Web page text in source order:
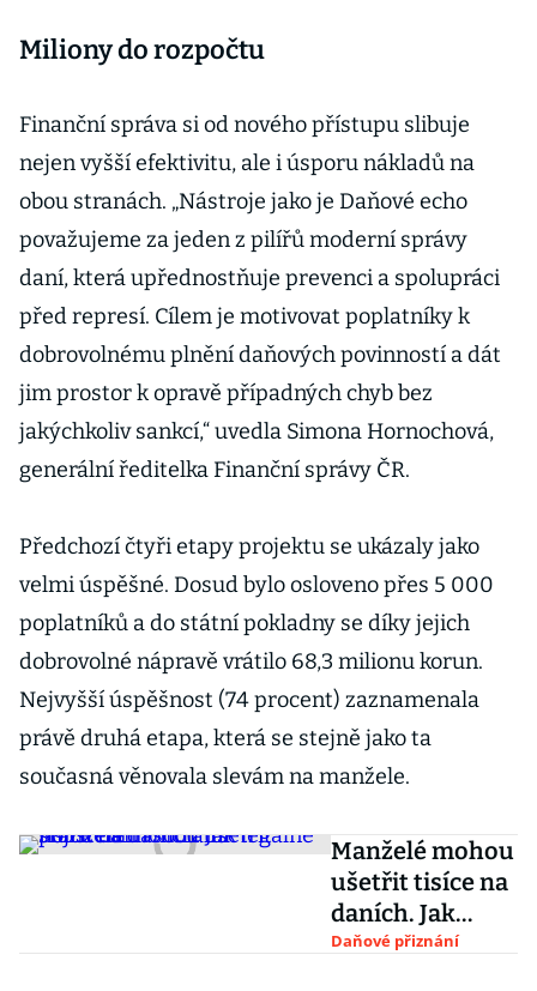
Miliony do rozpočtu
Finanční správa si od nového přístupu slibuje
nejen vyšší efektivitu, ale i úsporu nákladů na
obou stranách. „Nástroje jako je Daňové echo
považujeme za jeden z pilířů moderní správy
daní, která upřednostňuje prevenci a spolupráci
před represí. Cílem je motivovat poplatníky k
dobrovolnému plnění daňových povinností a dát
jim prostor k opravě případných chyb bez
jakýchkoliv sankcí,“ uvedla Simona Hornochová,
generální ředitelka Finanční správy ČR.
Předchozí čtyři etapy projektu se ukázaly jako
velmi úspěšné. Dosud bylo osloveno přes 5 000
poplatníků a do státní pokladny se díky jejich
dobrovolné nápravě vrátilo 68,3 milionu korun.
Nejvyšší úspěšnost (74 procent) zaznamenala
právě druhá etapa, která se stejně jako ta
současná věnovala slevám na manžele.
Manželé mohou
ušetřit tisíce na
daních. Jak
legálně snížit
Daňové přiznání